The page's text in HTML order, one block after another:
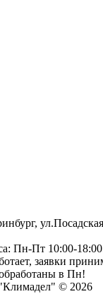
Пн-Пт 10:00-
заявки
обработаны в Пн!
© 2026